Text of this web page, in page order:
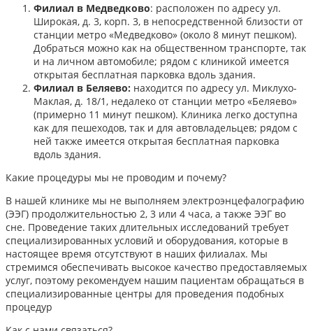
Филиал в Медведково: расположен по адресу ул.
Широкая, д. 3, корп. 3, в непосредственной близости от
станции метро «Медведково» (около 8 минут пешком).
Добраться можно как на общественном транспорте, так
и на личном автомобиле; рядом с клиникой имеется
открытая бесплатная парковка вдоль здания.
Филиал в Беляево: находится по адресу ул. Миклухо-
Маклая, д. 18/1, недалеко от станции метро «Беляево»
(примерно 11 минут пешком). Клиника легко доступна
как для пешеходов, так и для автовладельцев; рядом с
ней также имеется открытая бесплатная парковка
вдоль здания.
Какие процедуры мы не проводим и почему?
В нашей клинике мы не выполняем электроэнцефалографию
(ЭЭГ) продолжительностью 2, 3 или 4 часа, а также ЭЭГ во
сне. Проведение таких длительных исследований требует
специализированных условий и оборудования, которые в
настоящее время отсутствуют в наших филиалах. Мы
стремимся обеспечивать высокое качество предоставляемых
услуг, поэтому рекомендуем нашим пациентам обращаться в
специализированные центры для проведения подобных
процедур